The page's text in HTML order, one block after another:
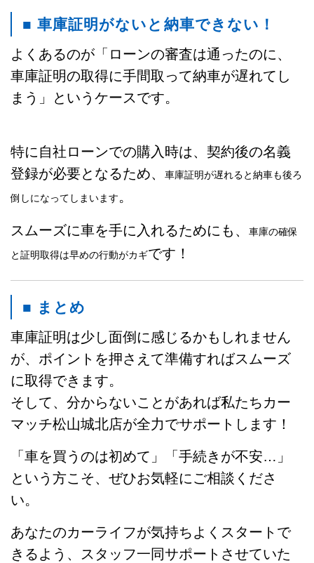
■ 車庫証明がないと納車できない！
よくあるのが「ローンの審査は通ったのに、
車庫証明の取得に手間取って納車が遅れてし
まう」というケースです。
特に自社ローンでの購入時は、契約後の名義
登録が必要となるため、
車庫証明が遅れると納車も後ろ
倒しになってしまいます。
スムーズに車を手に入れるためにも、 車庫の確保
と証明取得は早めの行動がカギです！
■ まとめ
車庫証明は少し面倒に感じるかもしれません
が、ポイントを押さえて準備すればスムーズ
に取得できます。
そして、分からないことがあれば私たちカー
マッチ松山城北店が全力でサポートします！
「車を買うのは初めて」「手続きが不安…」
という方こそ、ぜひお気軽にご相談くださ
い。
あなたのカーライフが気持ちよくスタートで
きるよう、スタッフ一同サポートさせていた